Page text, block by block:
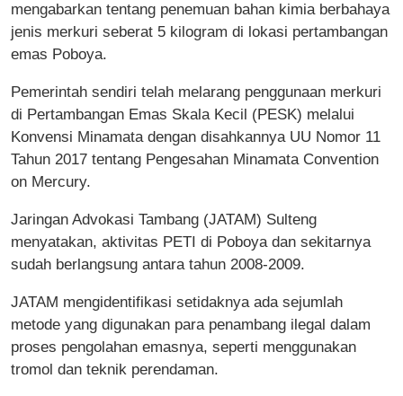
mengabarkan tentang penemuan bahan kimia berbahaya
jenis merkuri seberat 5 kilogram di lokasi pertambangan
emas Poboya.
Pemerintah sendiri telah melarang penggunaan merkuri
di Pertambangan Emas Skala Kecil (PESK) melalui
Konvensi Minamata dengan disahkannya UU Nomor 11
Tahun 2017 tentang Pengesahan Minamata Convention
on Mercury.
Jaringan Advokasi Tambang (JATAM) Sulteng
menyatakan, aktivitas PETI di Poboya dan sekitarnya
sudah berlangsung antara tahun 2008-2009.
JATAM mengidentifikasi setidaknya ada sejumlah
metode yang digunakan para penambang ilegal dalam
proses pengolahan emasnya, seperti menggunakan
tromol dan teknik perendaman.